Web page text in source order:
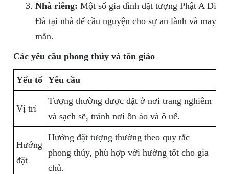
Nhà riêng: Một số gia đình đặt tượng Phật A Di
Đà tại nhà để cầu nguyện cho sự an lành và may
mắn.
Các yêu cầu phong thủy và tôn giáo
Yếu tố Yêu cầu
Vị trí
Tượng thường được đặt ở nơi trang nghiêm
và sạch sẽ, tránh nơi ồn ào và ô uế.
Hướng
đặt
Hướng đặt tượng thường theo quy tắc
phong thủy, phù hợp với hướng tốt cho gia
chủ.